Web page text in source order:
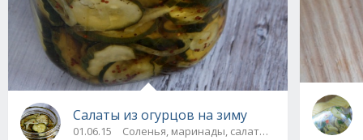
Салаты из огурцов на зиму
01.06.15 Соленья, маринады, салаты, соте